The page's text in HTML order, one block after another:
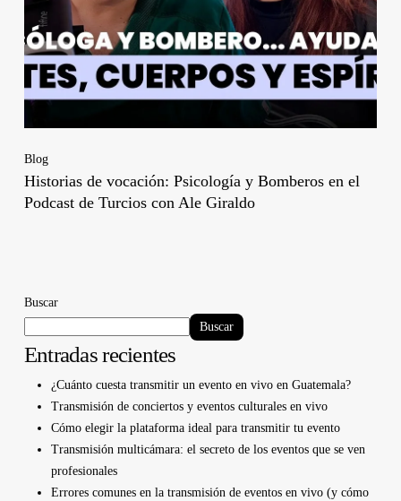
Blog
Historias de vocación: Psicología y Bomberos en el
Podcast de Turcios con Ale Giraldo
Buscar
Buscar
Entradas recientes
¿Cuánto cuesta transmitir un evento en vivo en Guatemala?
Transmisión de conciertos y eventos culturales en vivo
Cómo elegir la plataforma ideal para transmitir tu evento
Transmisión multicámara: el secreto de los eventos que se ven
profesionales
Errores comunes en la transmisión de eventos en vivo (y cómo